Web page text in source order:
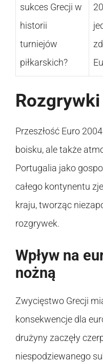
sukces Grecji w
historii
turniejów
piłkarskich?
Przeszłość Euro
boisku, ale także
Portugalia jako
całego kontynentu
kraju, tworząc
rozgrywek.
Wpływ na
nożną
Zwycięstwo Grecji
konsekwencje dla
drużyny zaczęły
niespodziewanego